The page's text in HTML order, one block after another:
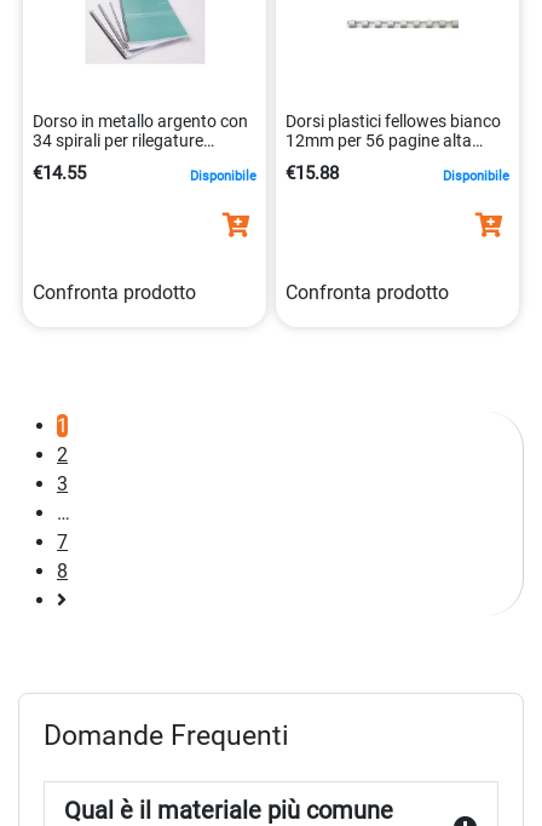
Dorso in metallo argento con
34 spirali per rilegature
€14.55 Disponibile
Confronta prodotto
Dorsi plastici fellowes bianco
12mm per 56 pagine alta
€15.88 Disponibile
Confronta prodotto
1
2
3
…
7
8
Domande Frequenti
Qual è il materiale più comune